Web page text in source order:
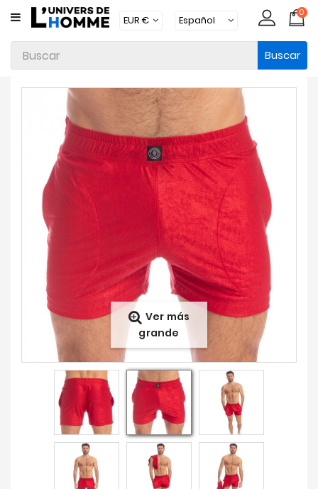
CATEGORÍA
Ropa
Interior
Loungewear
Accesorios
Calcetines
Brands
Novedades
0
Buscar
Ver más
grande